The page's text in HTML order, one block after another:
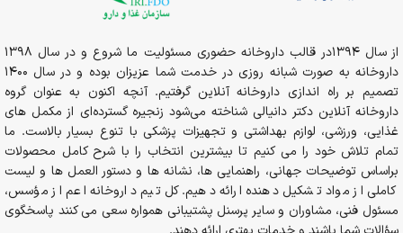
از سال 1394در قالب داروخانه حضوری مسئولیت ما شروع و در سال 1398
داروخانه به صورت شبانه روزی در خدمت شما عزیزان بوده و در سال 1400
تصمیم بر راه اندازی داروخانه آنلاین گرفتیم. آنچه اکنون به عنوان گروه
داروخانه آنلاین دکتر دانیالی شناخته می‌شود زنجیره گسترده‌ای از مکمل های
غذایی، ورزشی، لوازم بهداشتی و تجهیزات پزشکی با تنوع بسیار بالاست. ما
تمام تلاش خود را می کنیم تا بیشترین انتخاب را با شرح کامل محصولات
براساس توضیحات جهانی، راهنمایی ها، نشانه ها و دستور العمل ها و لیست
کاملی از مواد تشکیل دهنده ارائه دهیم. کل تیم داروخانه اعم از مؤسس،
مسئول فنی، مشاوران و سایر پرسنل پشتیبانی همواره سعی می کنند پاسخگوی